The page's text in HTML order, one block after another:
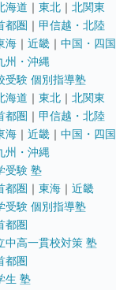
海道 ｜ 東北 ｜ 北関東
都圏 ｜ 甲信越・北陸
海 ｜ 近畿 ｜ 中国・四国
州・沖縄
受験 個別指導塾
海道 ｜ 東北 ｜ 北関東
都圏 ｜ 甲信越・北陸
海 ｜ 近畿 ｜ 中国・四国
州・沖縄
受験 塾
都圏 ｜ 東海 ｜ 近畿
受験 個別指導塾
都圏
中高一貫校対策 塾
都圏
生 塾